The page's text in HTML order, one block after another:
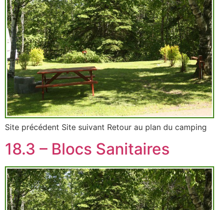
Site précédent Site suivant Retour au plan du camping
18.3 – Blocs Sanitaires